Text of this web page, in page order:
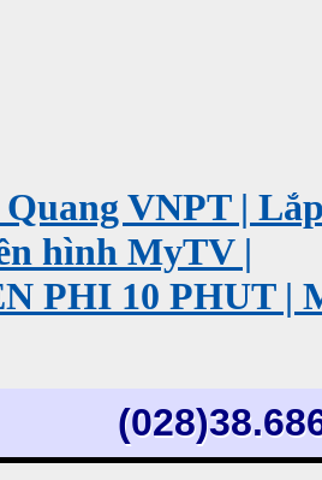
VNPT |
hình MyTV |
PHI 10 PHUT |